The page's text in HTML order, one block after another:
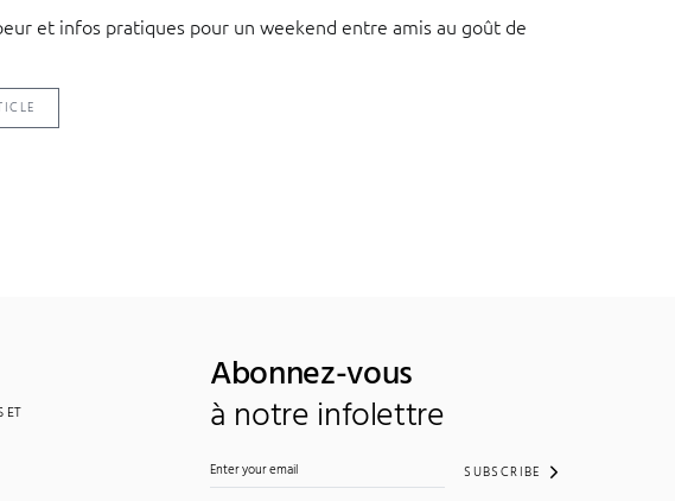
et infos pratiques pour un weekend entre amis au goût de
ET
Abonnez-vous
à notre infolettre
SUBSCRIBE